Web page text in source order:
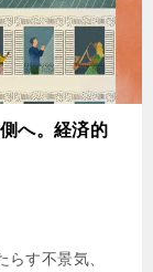
へ。経済的
す不景気、